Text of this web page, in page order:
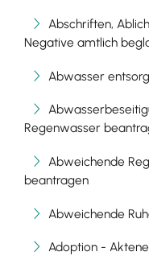
Abschriften,
Negative amtlich
Abwasser
Regenwasser
Abweichende
beantragen
Abweichende
Adoption -